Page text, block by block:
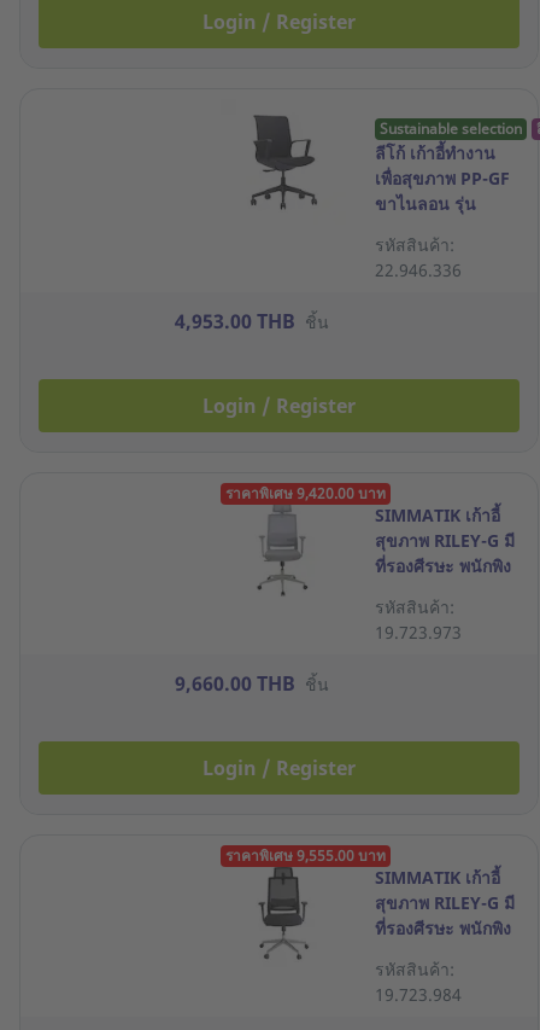
Login / Register
Sustainable selection
ลีโก้ เก้าอี้ทำงาน
เพื่อสุขภาพ PP-GF
ขาไนลอน รุ่น
รหัสสินค้า:
22.946.336
4,953.00 THB ชิ้น
Login / Register
ราคาพิเศษ 9,420.00 บาท
SIMMATIK เก้าอี้
สุขภาพ RILEY-G มี
ที่รองศีรษะ พนักพิง
สีเทา
รหัสสินค้า:
19.723.973
9,660.00 THB ชิ้น
Login / Register
ราคาพิเศษ 9,555.00 บาท
SIMMATIK เก้าอี้
สุขภาพ RILEY-G มี
ที่รองศีรษะ พนักพิง
สีดำ
รหัสสินค้า:
19.723.984